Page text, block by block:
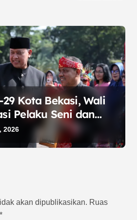
Kota Bekasi, Wali
Pelaku Seni dan
2026
akan dipublikasikan. Ruas
*